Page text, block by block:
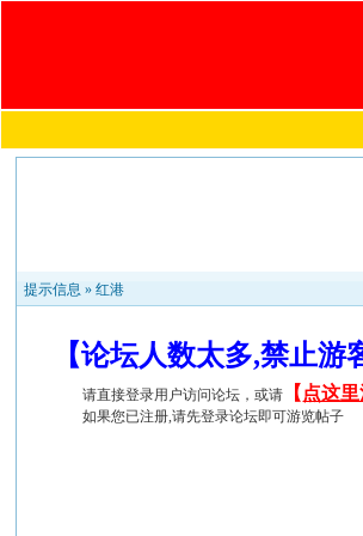
提示信息 »红港
【论坛人数太多,禁止
请直接登录用户访问论坛，或请 【 点这
如果您已注册,请先登录论坛即可游览帖子